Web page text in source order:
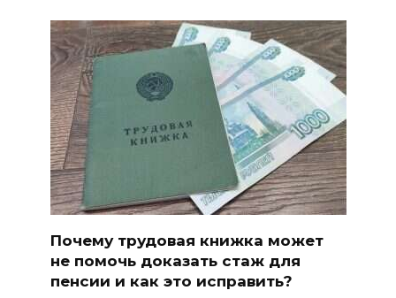
Почему трудовая книжка может
не помочь доказать стаж для
пенсии и как это исправить?